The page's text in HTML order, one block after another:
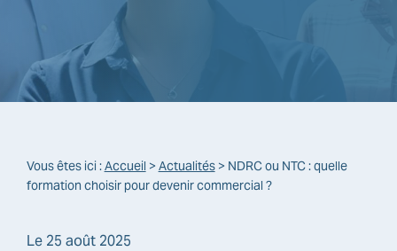
Vous êtes ici :Accueil > Actualités> NDRC ou NTC : quelle
formation choisir pour devenir commercial ?
Le 25 août 2025